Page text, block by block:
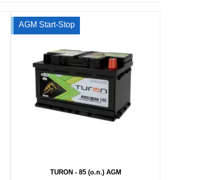
AGM Start-Stop
TURON - 85 (о.п.) AGM